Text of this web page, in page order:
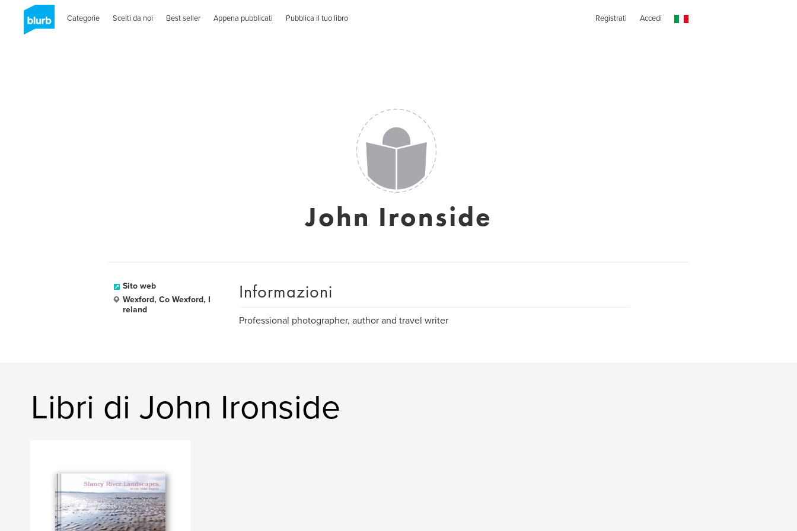
Categorie Scelti da noi Best seller Appena pubblicati Pubblica il tuo libro Registrati Accedi
John Ironside
Sito web
Wexford, Co Wexford, I
reland
Informazioni
Professional photographer, author and travel writer
Libri di John Ironside